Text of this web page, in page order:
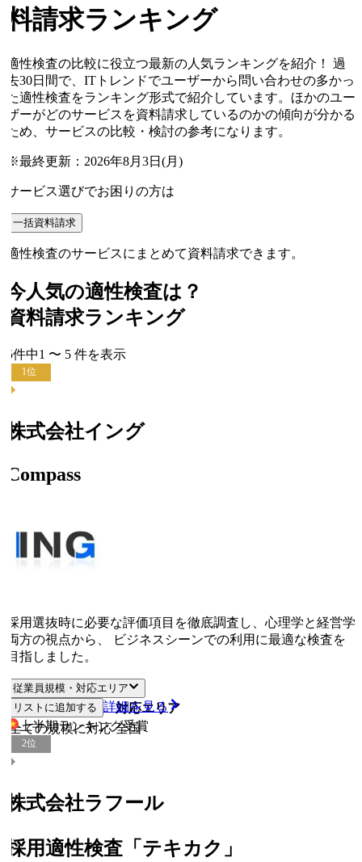
請求ランキング
性検査の比較に役立つ最新の人気ランキングを紹介！ 過
30日間で、ITトレンドでユーザーから問い合わせの多かっ
適性検査をランキング形式で紹介しています。ほかのユー
ーがどのサービスを資料請求しているのかの傾向が分かる
め、サービスの比較・検討の参考になります。
最終更新： 2026年8月3日(月)
ービス選びでお困りの方は
一括資料請求
性検査のサービスにまとめて資料請求できます。
人気の適性検査は？
料請求ランキング
件中1〜5件を表示
位
式会社イング
用選抜時に必要な評価項目を徹底調査し、心理学と経営学
方の視点から、 ビジネスシーンでの利用に最適な検査を
指しました。
従業員規模・対応エリア
従業員規模
対応エリア
ての規模に対応 全国
リストに追加する 詳細を見る
上半期ランキング受賞
位
式会社ラフール
用適性検査「テキカク」